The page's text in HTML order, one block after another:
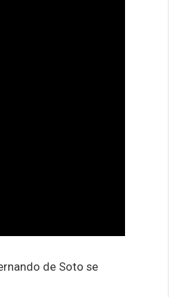
de Soto se